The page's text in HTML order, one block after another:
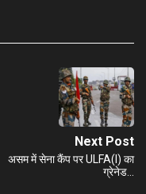
Next Post
असम में सेना कैंप पर ULFA(I) का
ग्रेनेड…